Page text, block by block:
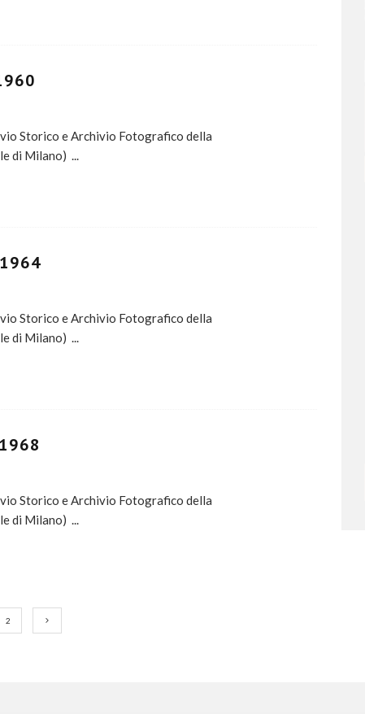
Storico e Archivio Fotografico della
di Milano) ...
Storico e Archivio Fotografico della
di Milano) ...
Storico e Archivio Fotografico della
di Milano) ...
2